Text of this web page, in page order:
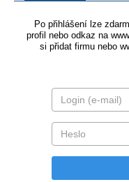
Po přihlášení lze
profil nebo odkaz na
si přidat firmu nebo